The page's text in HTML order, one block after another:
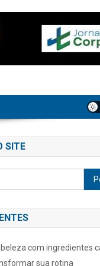
SITE
por:
com ingredientes
sua rotina